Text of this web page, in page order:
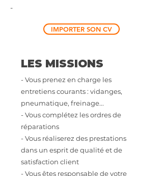
-
IMPORTER SON CV
LES MISSIONS
- Vous prenez en charge les
entretiens courants : vidanges,
pneumatique, freinage...
- Vous complétez les ordres de
réparations
- Vous réaliserez des prestations
dans un esprit de qualité et de
satisfaction client
- Vous êtes responsable de votre